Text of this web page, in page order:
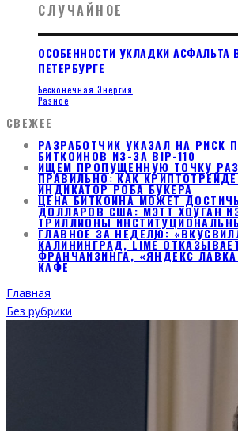
СЛУЧАЙНОЕ
ОСОБЕННОСТИ УКЛАДКИ АСФАЛЬТА
ПЕТЕРБУРГЕ
Бесконечная Энергия
Разное
СВЕЖЕЕ
РАЗРАБОТЧИК УКАЗАЛ НА РИСК
БИТКОИНОВ ИЗ-ЗА BIP-110
ИЩЕМ ПРОПУЩЕННУЮ ТОЧКУ
ПРАВИЛЬНО: КАК
ИНДИКАТОР РОБА БУКЕРА
ЦЕНА БИТКОИНА МОЖЕТ
ДОЛЛАРОВ США: МЭТТ ХОУГАН
ТРИЛЛИОНЫ
ГЛАВНОЕ ЗА НЕДЕЛЮ:
КАЛИНИНГРАД, LIMÉ
ФРАНЧАЙЗИНГА, «ЯНДЕКС
КАФЕ
Главная
Без рубрики